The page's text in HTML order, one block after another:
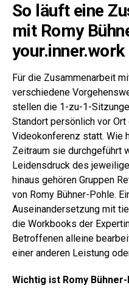
So läuft eine
mit Romy
your.inner.work
Für die Zusammenarbeit
verschiedene
stellen die 1-zu-1-
Standort persönlich vor
Videokonferenz statt. Wie
Zeitraum sie durchgeführt
Leidensdruck des
hinaus gehören Gruppen
von Romy Bühner-Pohle.
Auseinandersetzung mit
die Workbooks der
Betroffenen alleine
einer anderen Leistung
Wichtig ist Romy